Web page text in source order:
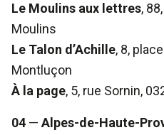
Le Moulins aux lettres,
Moulins
Le Talon d’Achille, 8,
Montluçon
À la page, 5, rue Sornin,
04 — Alpes-de-Haute-